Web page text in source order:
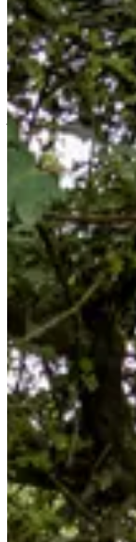
Partager
Voir toutes les photos
Voir toutes les photos
1 / 1
À proposCourses
juil.
Date
Juillet 2027
Date à confirmer
Lieu
Merten
57 - Moselle
Tu cherches juste un
les jambes ou
Tu es littéralement au
escapade nature avec
frontalier qui a plein
Ce que tu vas
Deux parcours
De la nature,
de la nature ;
Un
Un périple
choisie !